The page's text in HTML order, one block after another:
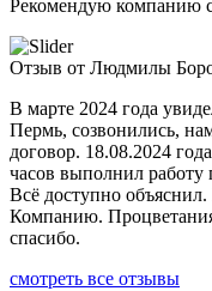
Рекомендую компанию
Отзыв от Людмилы
В марте 2024 года
Пермь, созвонились,
договор. 18.08.2024
часов выполнил
Всё доступно
Компанию.
спасибо.
смотреть все отзывы